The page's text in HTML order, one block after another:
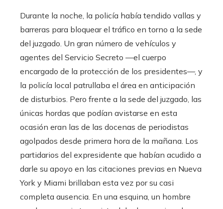
Durante la noche, la policía había tendido vallas y
barreras para bloquear el tráfico en torno a la sede
del juzgado. Un gran número de vehículos y
agentes del Servicio Secreto —el cuerpo
encargado de la protección de los presidentes—, y
la policía local patrullaba el área en anticipación
de disturbios. Pero frente a la sede del juzgado, las
únicas hordas que podían avistarse en esta
ocasión eran las de las docenas de periodistas
agolpados desde primera hora de la mañana. Los
partidarios del expresidente que habían acudido a
darle su apoyo en las citaciones previas en Nueva
York y Miami brillaban esta vez por su casi
completa ausencia. En una esquina, un hombre